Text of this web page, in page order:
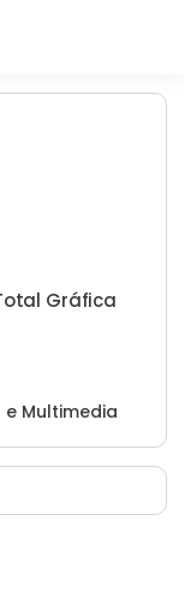
Gráfica
e Multimedia